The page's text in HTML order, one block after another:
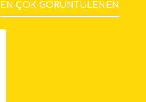
EN ÇOK GÖRÜNTÜLENEN